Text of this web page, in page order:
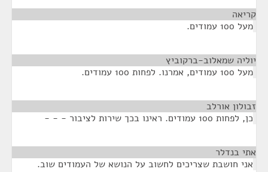
קריאה
מעל 100 עמודים.
יוליה שמאלוב-ברקוביץ
מעל 100 עמודים, אמרנו. לפחות 100 עמודים.
זבולון אורלב
כן, לפחות 100 עמודים. ראינו בכך שירות לציבור - - -
אתי בנדלר
אני חושבת שצריכים לחשוב על הנושא של העמודים שוב.